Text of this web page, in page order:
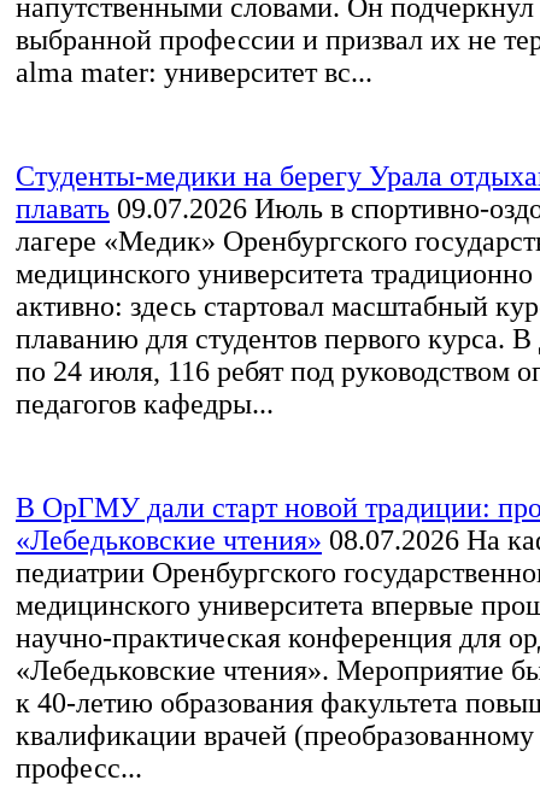
напутственными словами. Он подчеркнул
выбранной профессии и призвал их не
alma mater: университет вс...
Студенты‑медики на берегу Урала
плавать 09.07.2026 Июль в спортивно-
лагере «Медик» Оренбургского
медицинского университета традиционно
активно: здесь стартовал масштабный
плаванию для студентов первого курса.
по 24 июля, 116 ребят под руководством
педагогов кафедры...
В ОрГМУ дали старт новой традиции:
«Лебедьковские чтения» 08.07.2026 На
педиатрии Оренбургского
медицинского университета впервые
научно‑практическая конференция для
«Лебедьковские чтения». Мероприятие
к 40-летию образования факультета
квалификации врачей
професс...